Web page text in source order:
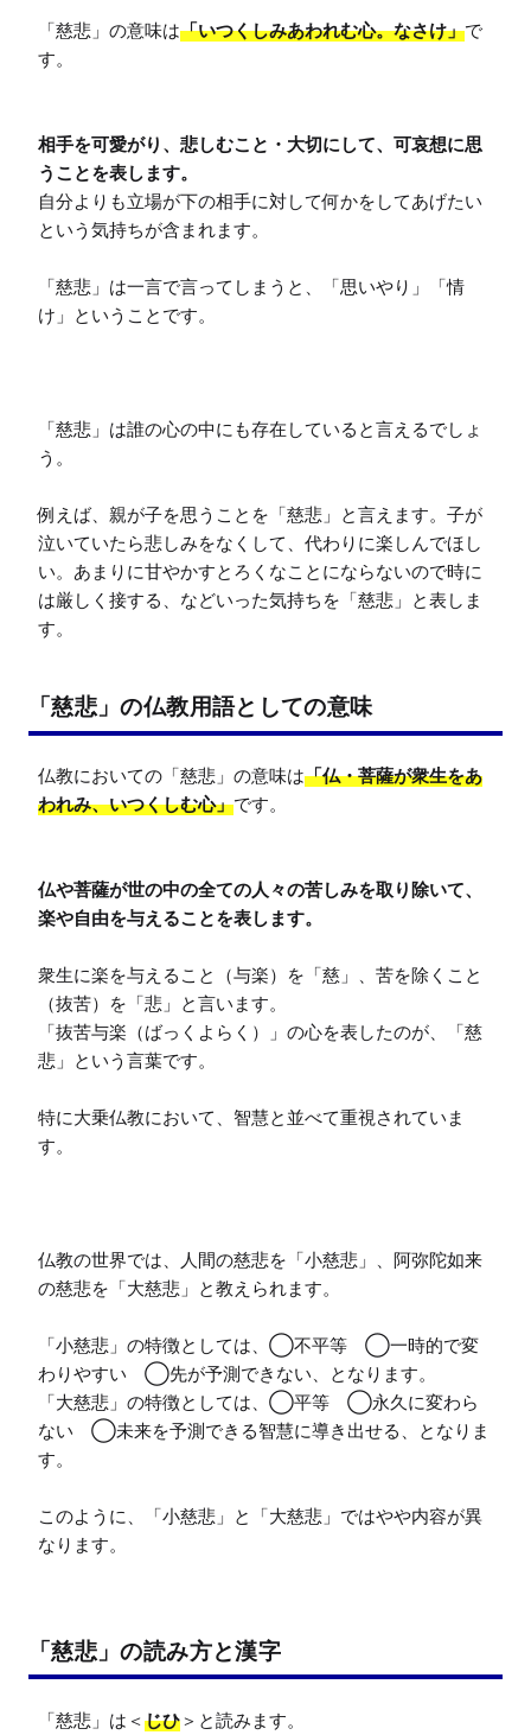
「慈悲」の意味は「いつくしみあわれむ心。なさけ」で
す。
相手を可愛がり、悲しむこと・大切にして、可哀想に思
うことを表します。
自分よりも立場が下の相手に対して何かをしてあげたい
という気持ちが含まれます。
「慈悲」は一言で言ってしまうと、「思いやり」「情
け」ということです。
「慈悲」は誰の心の中にも存在していると言えるでしょ
う。
例えば、親が子を思うことを「慈悲」と言えます。子が
泣いていたら悲しみをなくして、代わりに楽しんでほし
い。あまりに甘やかすとろくなことにならないので時に
は厳しく接する、などいった気持ちを「慈悲」と表しま
す。
「慈悲」の仏教用語としての意味
仏教においての「慈悲」の意味は「仏・菩薩が衆生をあ
われみ、いつくしむ心」です。
仏や菩薩が世の中の全ての人々の苦しみを取り除いて、
衆生に楽を与えること（与楽）を「慈」、苦を除くこと
（抜苦）を「悲」と言います。
「抜苦与楽（ばっくよらく）」の心を表したのが、「慈
悲」という言葉です。
特に大乗仏教において、智慧と並べて重視されていま
す。
仏教の世界では、人間の慈悲を「小慈悲」、阿弥陀如来
の慈悲を「大慈悲」と教えられます。
「小慈悲」の特徴としては、◯不平等　◯一時的で変
わりやすい　◯先が予測できない、となります。
「大慈悲」の特徴としては、◯平等　◯永久に変わら
ない　◯未来を予測できる智慧に導き出せる、となりま
す。
このように、「小慈悲」と「大慈悲」ではやや内容が異
なります。
「慈悲」の読み方と漢字
「慈悲」は＜じひ＞と読みます。